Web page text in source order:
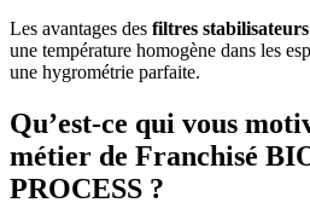
Les avantages des filtres stabilisateurs
une température homogène dans les
une hygrométrie parfaite.
Qu’est-ce qui vous
métier de Franchisé
PROCESS ?